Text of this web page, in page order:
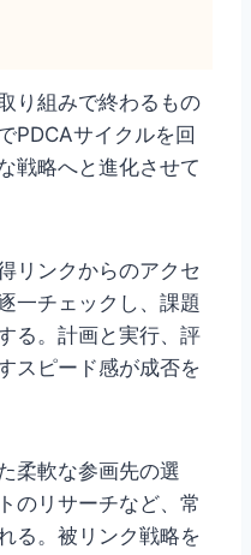
り組みで終わるもの
PDCAサイクルを回
戦略へと進化させて
リンクからのアクセ
一チェックし、課題
る。計画と実行、評
スピード感が成否を
柔軟な参画先の選
のリサーチなど、常
る。被リンク戦略を